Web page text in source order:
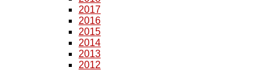
2017
2016
2015
2014
2013
2012